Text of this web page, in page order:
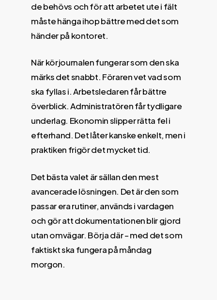
de behövs och för att arbetet ute i fält
måste hänga ihop bättre med det som
händer på kontoret.
När körjournalen fungerar som den ska
märks det snabbt. Föraren vet vad som
ska fyllas i. Arbetsledaren får bättre
överblick. Administratören får tydligare
underlag. Ekonomin slipper rätta fel i
efterhand. Det låter kanske enkelt, men i
praktiken frigör det mycket tid.
Det bästa valet är sällan den mest
avancerade lösningen. Det är den som
passar era rutiner, används i vardagen
och gör att dokumentationen blir gjord
utan omvägar. Börja där – med det som
faktiskt ska fungera på måndag
morgon.